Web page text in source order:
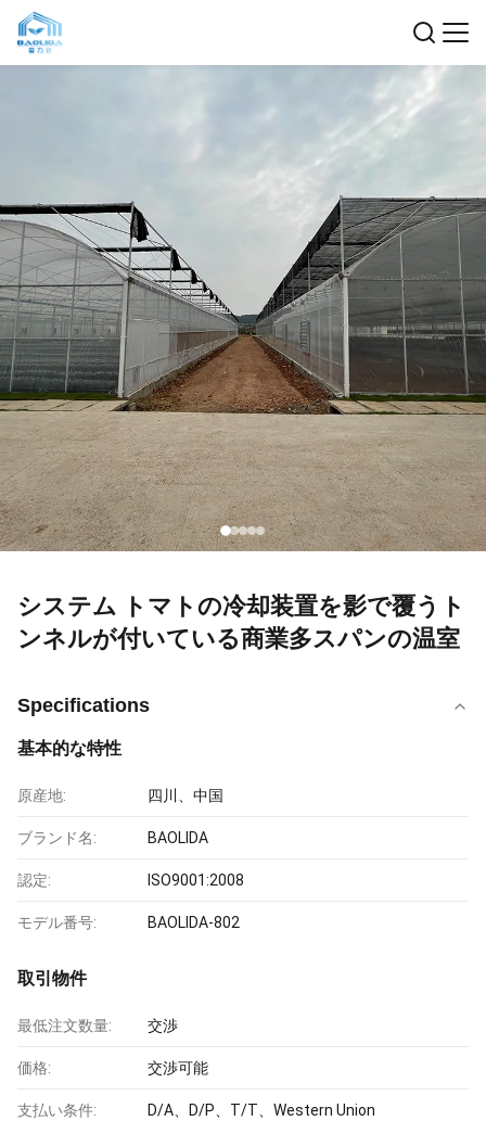
システム トマトの冷却装置を影で覆うト
ンネルが付いている商業多スパンの温室
Specifications
基本的な特性
原産地: 四川、中国
ブランド名: BAOLIDA
認定: ISO9001:2008
モデル番号: BAOLIDA-802
取引物件
最低注文数量: 交渉
価格: 交渉可能
支払い条件: D/A、D/P、T/T、Western Union